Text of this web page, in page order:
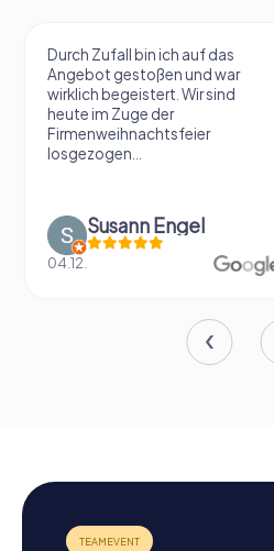
Durch Zufall bin ich auf das
Angebot gestoßen und war
wirklich begeistert. Wir sind
heute im Zuge der
Firmenweihnachtsfeier
losgezogen...
Susann Engel
04.12.